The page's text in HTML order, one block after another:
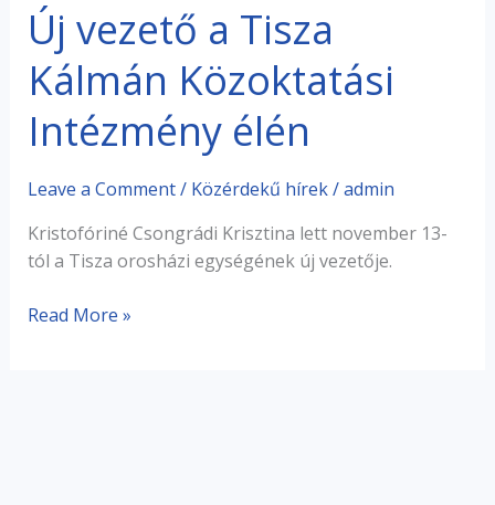
Új vezető a Tisza
Kálmán Közoktatási
Intézmény élén
Leave a Comment/ Közérdekű hírek/admin
Kristofóriné Csongrádi Krisztina lett november 13-
tól a Tisza orosházi egységének új vezetője.
Új
vezető
a
Tisza
Kálmán
Intézmény
Read More »